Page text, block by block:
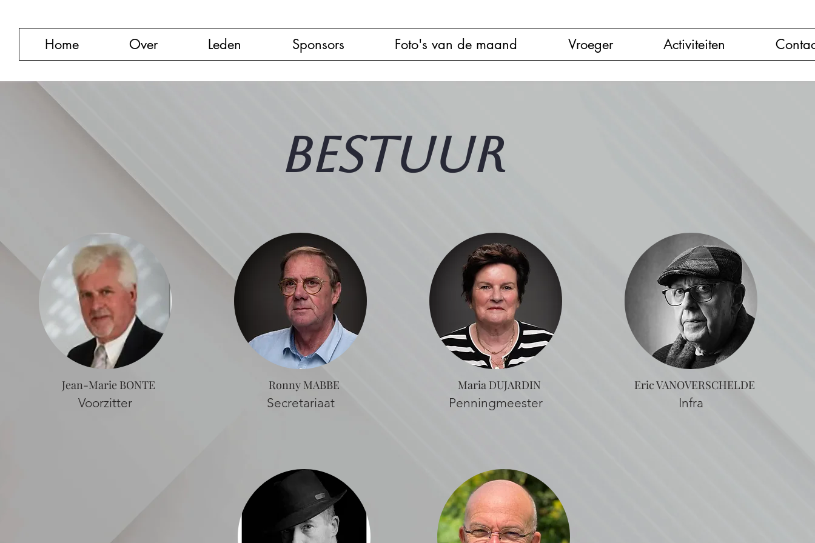
Home Over Leden Sponsors Foto's van de maand Vroeger Activiteiten
BESTUUR
Jean-Marie BONTE
Voorzitter
Ronny MABBE
Secretariaat
Maria DUJARDIN
Penningmeester
Eric VANOVERSCHELDE
Infra